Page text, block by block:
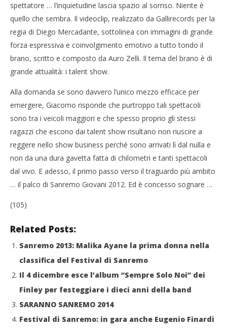
spettatore … l’inquietudine lascia spazio al sorriso. Niente è
quello che sembra. Il videoclip, realizzato da Gallirecords per la
regia di Diego Mercadante, sottolinea con immagini di grande
forza espressiva e coinvolgimento emotivo a tutto tondo il
brano, scritto e composto da Auro Zelli. Il tema del brano è di
grande attualità: i talent show.
Alla domanda se sono davvero l’unico mezzo efficace per
emergere, Giacomo risponde che purtroppo tali spettacoli
sono tra i veicoli maggiori e che spesso proprio gli stessi
ragazzi che escono dai talent show risultano non riuscire a
reggere nello show business perché sono arrivati lì dal nulla e
non da una dura gavetta fatta di chilometri e tanti spettacoli
dal vivo. E adesso, il primo passo verso il traguardo più ambito
… il palco di Sanremo Giovani 2012. Ed è concesso sognare …
(105)
Related Posts:
Sanremo 2013: Malika Ayane la prima donna nella
classifica del Festival di Sanremo
Il 4 dicembre esce l’album “Sempre Solo Noi” dei
Finley per festeggiare i dieci anni della band
SARANNO SANREMO 2014
Festival di Sanremo: in gara anche Eugenio Finardi